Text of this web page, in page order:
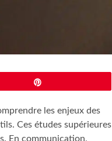
les enjeux des
Ces études supérieures
En communication,